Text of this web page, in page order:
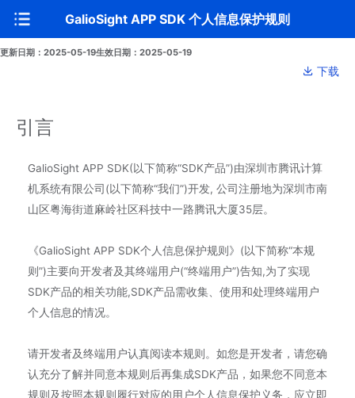
GalioSight APP SDK 个人信息保护规则
更新日期：2025-05-19生效日期：2025-05-19
下载
引言
GalioSight APP SDK(以下简称“SDK产品”)由深圳市腾讯计算
机系统有限公司(以下简称“我们”)开发, 公司注册地为深圳市南
山区粤海街道麻岭社区科技中一路腾讯大厦35层。
《GalioSight APP SDK个人信息保护规则》(以下简称“本规
则”)主要向开发者及其终端用户(“终端用户”)告知,为了实现
SDK产品的相关功能,SDK产品需收集、使用和处理终端用户
个人信息的情况。
请开发者及终端用户认真阅读本规则。如您是开发者，请您确
认充分了解并同意本规则后再集成SDK产品，如果您不同意本
规则及按照本规则履行对应的用户个人信息保护义务，应立即